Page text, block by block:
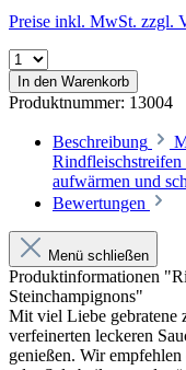
Preise inkl. MwSt. zzgl.
In den Warenkorb
Produktnummer: 13004
Beschreibung
Rindfleischstreifen
aufwärmen und
Bewertungen
Menü schließen
Produktinformationen
Steinchampignons"
Mit viel Liebe gebratene
verfeinerten leckeren
genießen. Wir